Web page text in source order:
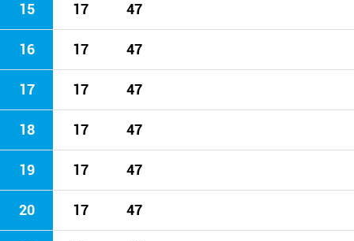
15 17 47
16 17 47
17 17 47
18 17 47
19 17 47
20 17 47